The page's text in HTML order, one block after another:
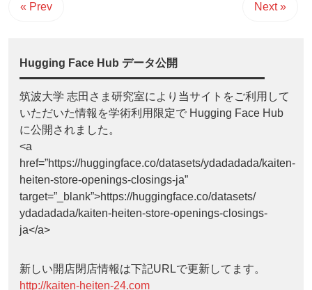
« Prev Next »
Hugging Face Hub データ公開
筑波大学 志田さま研究室により当サイトをご利用して
いただいた情報を学術利用限定で Hugging Face Hub
に公開されました。
<a
href=”https://huggingface.co/datasets/ydadadada/kaiten-
heiten-store-openings-closings-ja”
target=”_blank”>https://huggingface.co/datasets/
ydadadada/kaiten-heiten-store-openings-closings-
ja</a>
新しい開店閉店情報は下記URLで更新してます。
http://kaiten-heiten-24.com